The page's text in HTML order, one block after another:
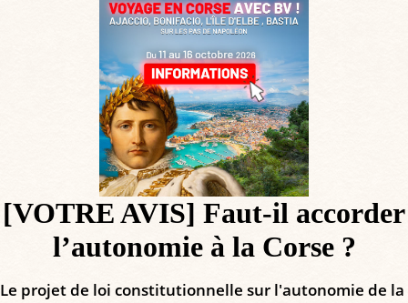
[VOTRE AVIS] Faut-il accorder
l’autonomie à la Corse ?
Le projet de loi constitutionnelle sur l'autonomie de la